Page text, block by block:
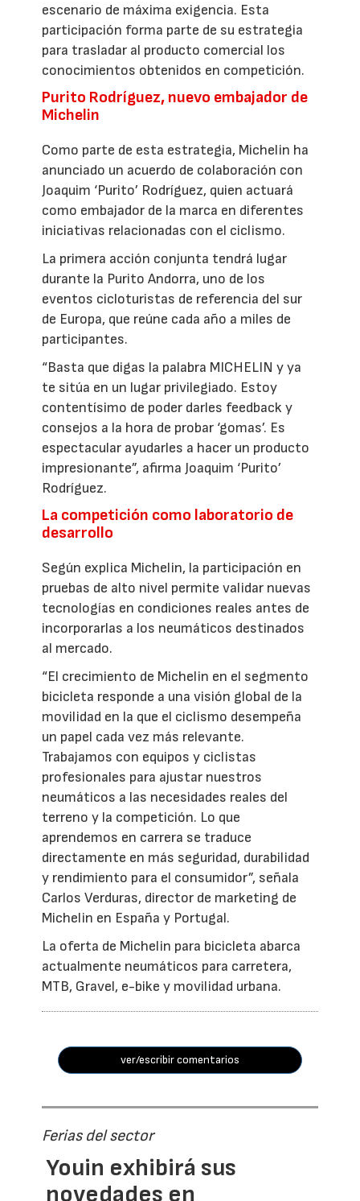
escenario de máxima exigencia. Esta
participación forma parte de su estrategia
para trasladar al producto comercial los
conocimientos obtenidos en competición.
Purito Rodríguez, nuevo embajador de
Michelin
Como parte de esta estrategia, Michelin ha
anunciado un acuerdo de colaboración con
Joaquim ‘Purito’ Rodríguez, quien actuará
como embajador de la marca en diferentes
iniciativas relacionadas con el ciclismo.
La primera acción conjunta tendrá lugar
durante la Purito Andorra, uno de los
eventos cicloturistas de referencia del sur
de Europa, que reúne cada año a miles de
participantes.
“Basta que digas la palabra MICHELIN y ya
te sitúa en un lugar privilegiado. Estoy
contentísimo de poder darles feedback y
consejos a la hora de probar ‘gomas’. Es
espectacular ayudarles a hacer un producto
impresionante”, afirma Joaquim ‘Purito’
Rodríguez.
La competición como laboratorio de
desarrollo
Según explica Michelin, la participación en
pruebas de alto nivel permite validar nuevas
tecnologías en condiciones reales antes de
incorporarlas a los neumáticos destinados
al mercado.
“El crecimiento de Michelin en el segmento
bicicleta responde a una visión global de la
movilidad en la que el ciclismo desempeña
un papel cada vez más relevante.
Trabajamos con equipos y ciclistas
profesionales para ajustar nuestros
neumáticos a las necesidades reales del
terreno y la competición. Lo que
aprendemos en carrera se traduce
directamente en más seguridad, durabilidad
y rendimiento para el consumidor”, señala
Carlos Verduras, director de marketing de
Michelin en España y Portugal.
La oferta de Michelin para bicicleta abarca
actualmente neumáticos para carretera,
MTB, Gravel, e-bike y movilidad urbana.
ver/escribir comentarios
Ferias del sector
Youin exhibirá sus
novedades en